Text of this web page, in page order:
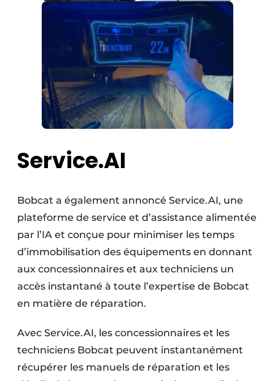
Service.AI
Bobcat a également annoncé Service.AI, une
plateforme de service et d’assistance alimentée
par l’IA et conçue pour minimiser les temps
d’immobilisation des équipements en donnant
aux concessionnaires et aux techniciens un
accès instantané à toute l’expertise de Bobcat
en matière de réparation.
Avec Service.AI, les concessionnaires et les
techniciens Bobcat peuvent instantanément
récupérer les manuels de réparation et les